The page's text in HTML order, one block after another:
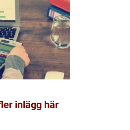
inlägg här